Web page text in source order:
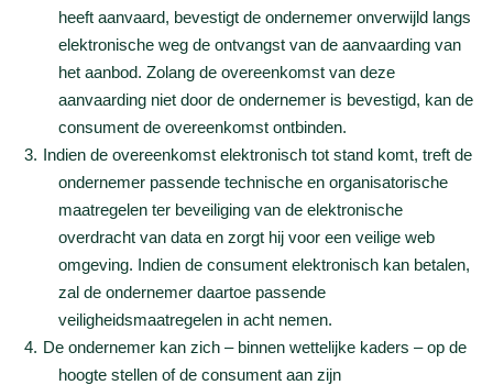
heeft aanvaard, bevestigt de ondernemer onverwijld langs
elektronische weg de ontvangst van de aanvaarding van
het aanbod. Zolang de overeenkomst van deze
aanvaarding niet door de ondernemer is bevestigd, kan de
consument de overeenkomst ontbinden.
Indien de overeenkomst elektronisch tot stand komt, treft de
ondernemer passende technische en organisatorische
maatregelen ter beveiliging van de elektronische
overdracht van data en zorgt hij voor een veilige web
omgeving. Indien de consument elektronisch kan betalen,
zal de ondernemer daartoe passende
veiligheidsmaatregelen in acht nemen.
De ondernemer kan zich – binnen wettelijke kaders – op de
hoogte stellen of de consument aan zijn